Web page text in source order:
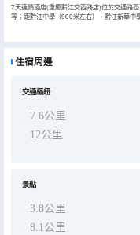
7天連鎖酒店(重慶黔江交西路店)位於交通路
等；距黔江中學（900米左右）、黔江新華中
（打車或滴滴約10分鐘）、黔江人民中學（
住宿周邊
交通樞紐
7.6公里
12公里
景點
3.8公里
8.1公里